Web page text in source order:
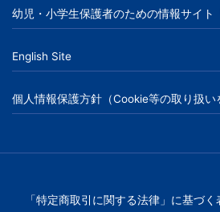
幼児・小学生保護者のための情報サイト
English Site
個人情報保護方針（Cookie等の取り扱い
「特定商取引に関する法律」に基づく